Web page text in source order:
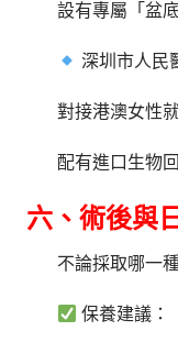
設有專屬「盆
深圳市人民
對接港澳女性
配有進口生物
六、術後與
不論採取哪一
保養建議：